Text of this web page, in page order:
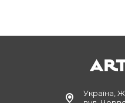
Україна,